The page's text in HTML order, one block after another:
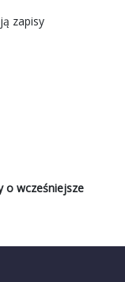
zapisy
o wcześniejsze